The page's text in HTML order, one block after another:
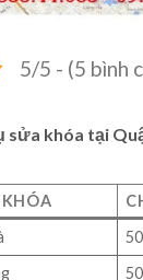
5/5 - (5 bình
sửa khóa tại